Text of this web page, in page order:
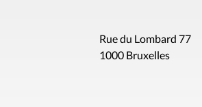
Rue du Lombard 77
1000 Bruxelles